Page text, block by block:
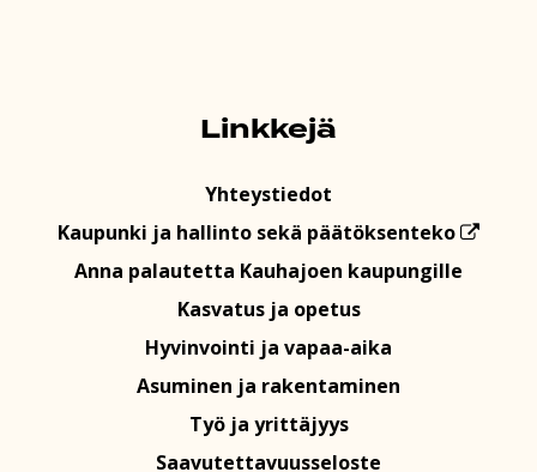
Linkkejä
Yhteystiedot
Kaupunki ja hallinto sekä päätöksenteko
Anna palautetta Kauhajoen kaupungille
Kasvatus ja opetus
Hyvinvointi ja vapaa-aika
Asuminen ja rakentaminen
Työ ja yrittäjyys
Saavutettavuusseloste